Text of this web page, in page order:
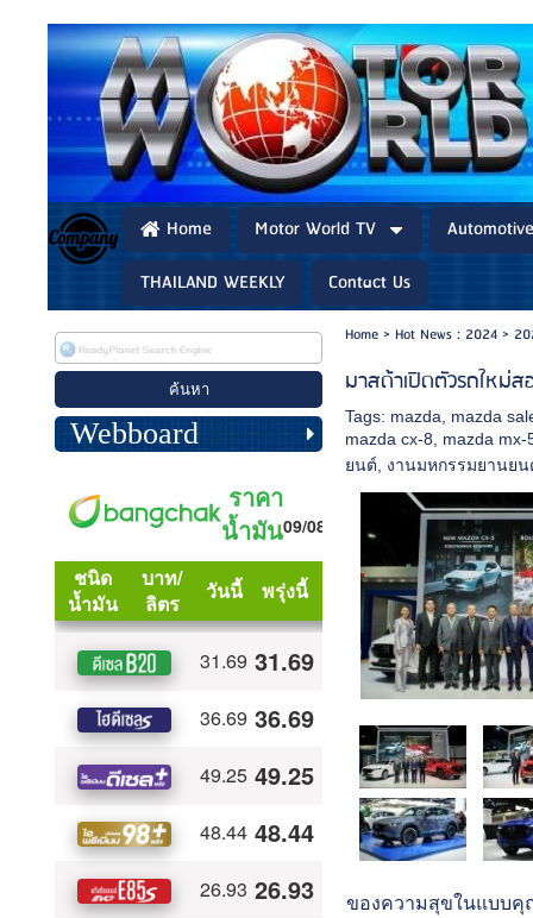
Home Motor World TV
THAILAND WEEKLY
Contact Us
Webboard
Home> Hot News : 2024>
มาสด้าเปิดตัวรถใหม่ส
Tags: mazda
mazda
mazda cx-8
mazda mx-
ยนต์
งานมหกรรมยานยน
ของความสุขในแบบคุ